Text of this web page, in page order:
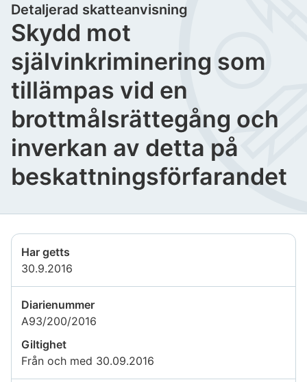
Skydd mot
självinkriminering som
tillämpas vid en
brottmålsrättegång och
inverkan av detta på
beskattningsförfarandet
Detaljerad skatteanvisning
Har getts
30.9.2016
Diarienummer
A93/200/2016
Giltighet
Från och med 30.09.2016